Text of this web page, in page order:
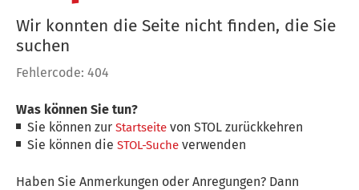
Wir konnten die Seite nicht finden, die Sie
suchen
Fehlercode: 404
Was können Sie tun?
Sie können zurStartseite von STOL zurückkehren
Sie können dieSTOL-Suche verwenden
Haben Sie Anmerkungen oder Anregungen? Dann